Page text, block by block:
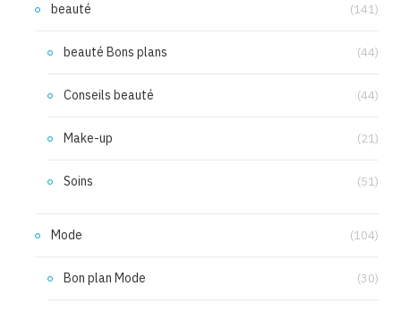
beauté (141)
beauté Bons plans (44)
Conseils beauté (44)
Make-up (21)
Soins (51)
Mode (104)
Bon plan Mode (30)